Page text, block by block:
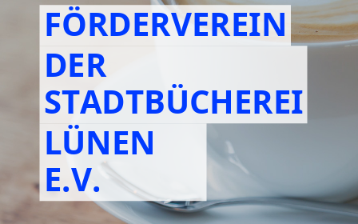
FÖRDERVEREIN
DER
STADTBÜCHEREI
LÜNEN
E.V.